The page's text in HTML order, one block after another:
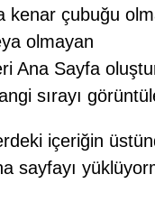
kenar çubuğu
olmayan
Ana Sayfa
sırayı
içeriğin
sayfayı